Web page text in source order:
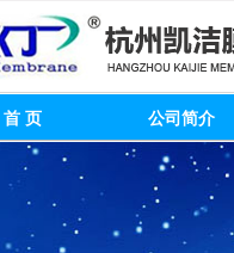
首 页 公司简介